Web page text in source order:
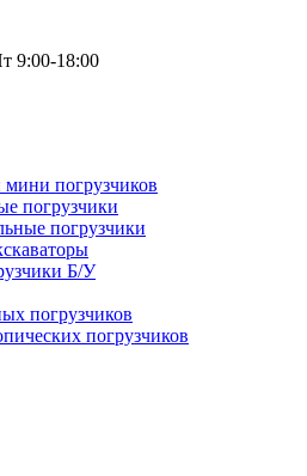
9:00-18:00
погрузчиков
погрузчики
погрузчики
Б/У
погрузчиков
погрузчиков